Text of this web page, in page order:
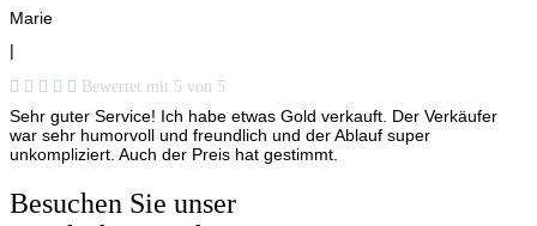
Marie
|
     Bewertet mit 5 von 5
Sehr guter Service! Ich habe etwas Gold verkauft. Der Verkäufer
war sehr humorvoll und freundlich und der Ablauf super
unkompliziert. Auch der Preis hat gestimmt.
Besuchen Sie unser